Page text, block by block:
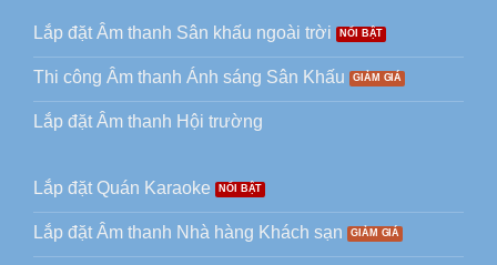
Lắp đặt Âm thanh Sân khấu ngoài trời
Thi công Âm thanh Ánh sáng Sân Khấu
Lắp đặt Âm thanh Hội trường
Lắp đặt Quán Karaoke
Lắp đặt Âm thanh Nhà hàng Khách sạn